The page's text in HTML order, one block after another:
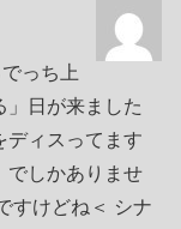
っち上
」日が来ました
ディスってます
でしかありませ
すけどね＜ シナ